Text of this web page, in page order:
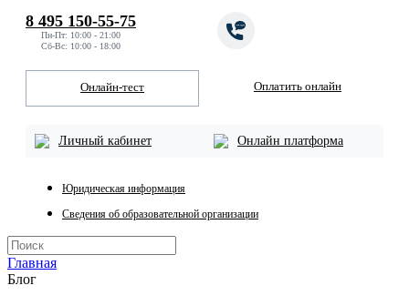
8 495 150-55-75
Пн-Пт: 10:00 - 21:00
Сб-Вс: 10:00 - 18:00
Онлайн-тест Оплатить онлайн
Личный кабинет Онлайн платформа
Юридическая информация
Сведения об образовательной организации
Главная
Блог